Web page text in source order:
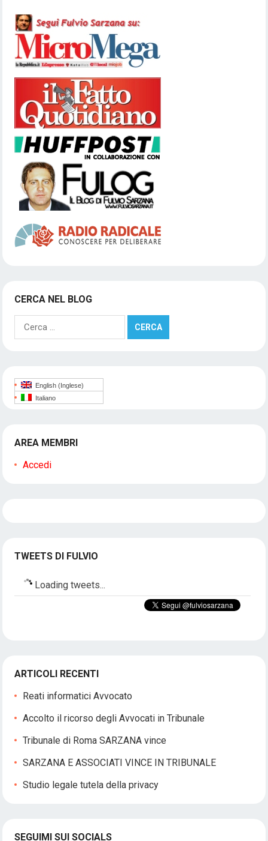
CERCA NEL BLOG
Ricerca
per:
English (Inglese)
Italiano
AREA MEMBRI
Accedi
TWEETS DI FULVIO
Loading tweets...
ARTICOLI RECENTI
Reati informatici Avvocato
Accolto il ricorso degli Avvocati in Tribunale
Tribunale di Roma SARZANA vince
SARZANA E ASSOCIATI VINCE IN TRIBUNALE
Studio legale tutela della privacy
SEGUIMI SUI SOCIALS